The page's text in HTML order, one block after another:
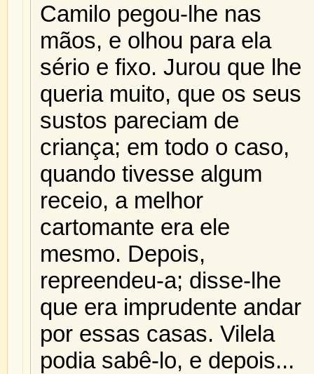
Camilo pegou-lhe nas
mãos, e olhou para ela
sério e fixo. Jurou que lhe
queria muito, que os seus
sustos pareciam de
criança; em todo o caso,
quando tivesse algum
receio, a melhor
cartomante era ele
mesmo. Depois,
repreendeu-a; disse-lhe
que era imprudente andar
por essas casas. Vilela
podia sabê-lo, e depois...